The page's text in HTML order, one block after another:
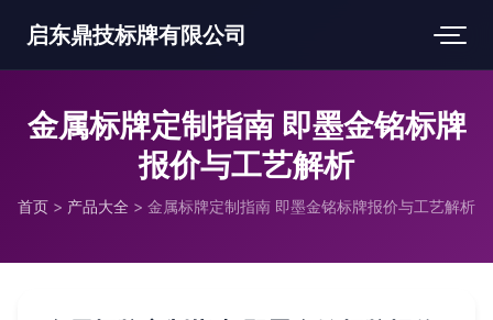
启东鼎技标牌有限公司
金属标牌定制指南 即墨金铭标牌
报价与工艺解析
首页 > 产品大全 > 金属标牌定制指南 即墨金铭标牌报价与工艺解析